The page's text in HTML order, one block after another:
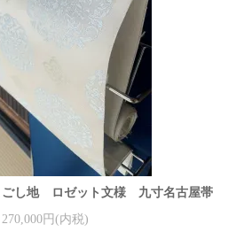
し地 ロゼット文様 九寸名古屋帯
270,000円(内税)